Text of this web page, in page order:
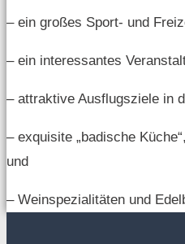
– ein großes Sport- und
– ein interessantes
– attraktive Ausflugsziele in
– exquisite „badische
und
– Weinspezialitäten und